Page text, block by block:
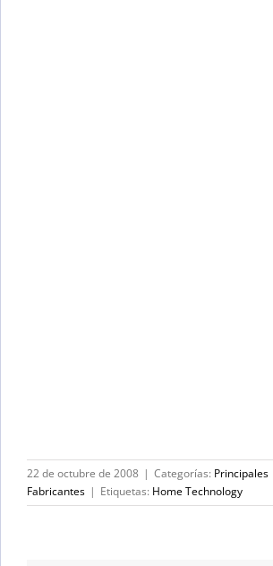
22 de octubre de 2008 | Categorías: Principales
Fabricantes | Etiquetas: Home Technology